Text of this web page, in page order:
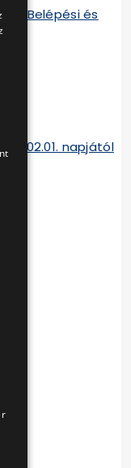
Belépési és
napjától